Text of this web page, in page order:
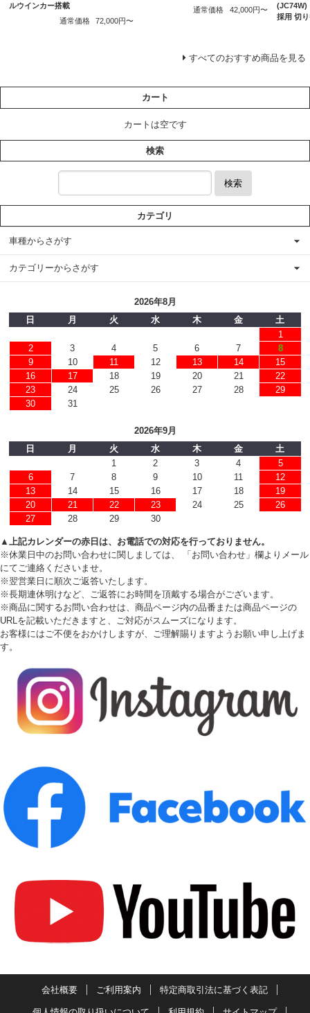
ルウインカー搭載
通常価格
72,000円〜
通常価格
42,000円〜
(JC74W)
採用 切
すべてのおすすめ商品を見る
カート
カートは空です
検索
検索
カテゴリ
車種からさがす
カテゴリーからさがす
2026年8月
日
月 火 水 木 金
土
1
2
3 4 5 6 7
8
9
10 11 12 13 14
15
16
17 18 19 20 21
22
23
24 25 26 27 28
29
30
31
2026年9月
日
月 火 水 木 金
土
1
2 3 4
5
6
7 8 9 10 11
12
13
14 15 16 17 18
19
20
21 22 23 24 25
26
27
28 29 30
▲上記カレンダーの赤日は、お電話での対応を行っておりません。
※休業日中のお問い合わせに関しましては、 「お問い合わせ」欄よりメール
にてご連絡くださいませ。
※翌営業日に順次ご返答いたします。
※長期連休明けなど、ご返答にお時間を頂戴する場合がございます。
※商品に関するお問い合わせは、商品ページ内の品番または商品ページの
URLを記載いただきますと、ご対応がスムーズになります。
お客様にはご不便をおかけしますが、ご理解賜りますようお願い申し上げま
す。
会社概要 ご利用案内 特定商取引法に基づく表記